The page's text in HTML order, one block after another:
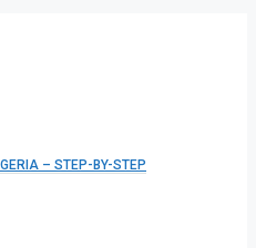
– STEP-BY-STEP